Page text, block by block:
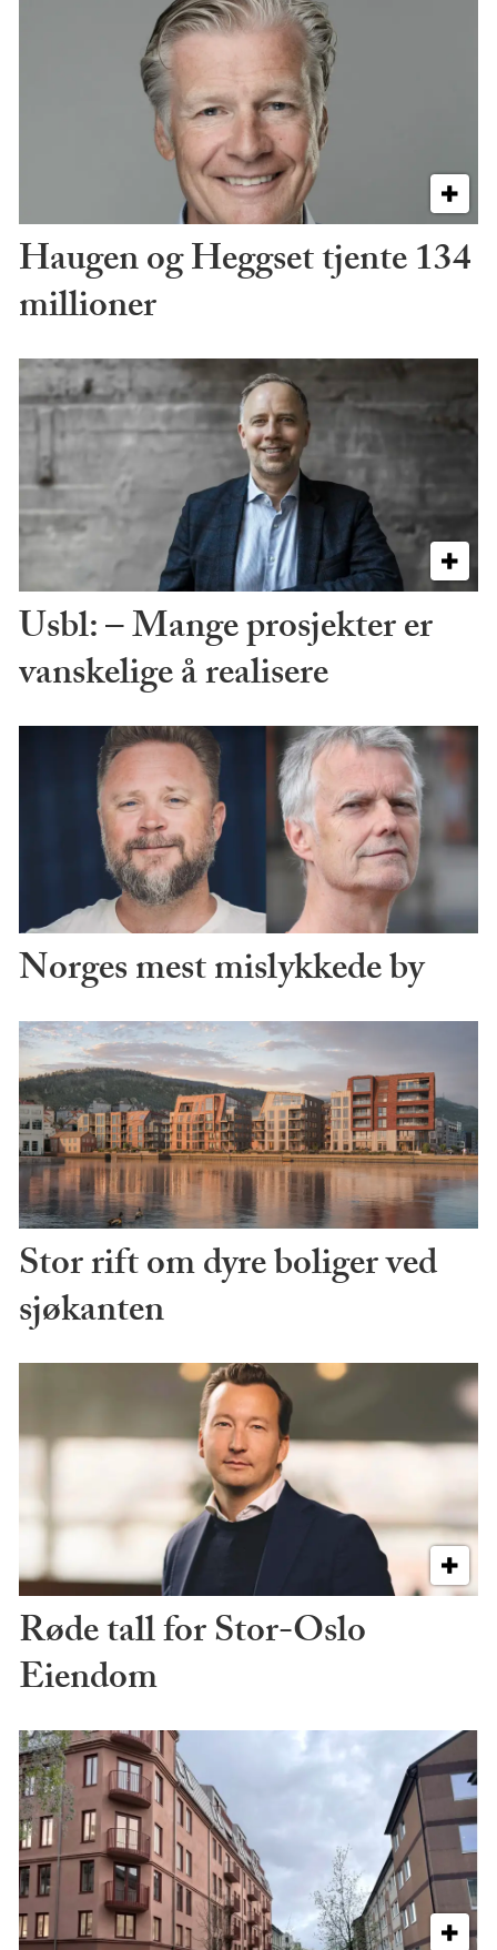
Haugen og Heggset tjente 134
millioner
Usbl: – Mange prosjekter er
vanskelige å realisere
Norges mest mislykkede by
Stor rift om dyre boliger ved
sjøkanten
Røde tall for Stor-Oslo
Eiendom